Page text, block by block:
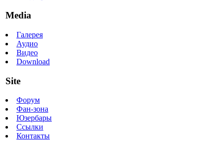
Media
Галерея
Аудио
Видео
Download
Site
Форум
Фан-зона
Юзербары
Ссылки
Контакты